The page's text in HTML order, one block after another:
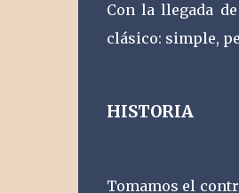
Con la llegada
clásico: simple,
HISTORIA
Tomamos el